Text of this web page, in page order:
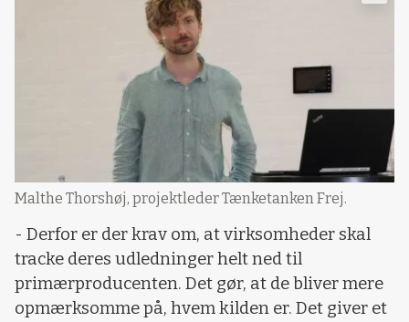
Malthe Thorshøj, projektleder Tænketanken Frej.
- Derfor er der krav om, at virksomheder skal
tracke deres udledninger helt ned til
primærproducenten. Det gør, at de bliver mere
opmærksomme på, hvem kilden er. Det giver et